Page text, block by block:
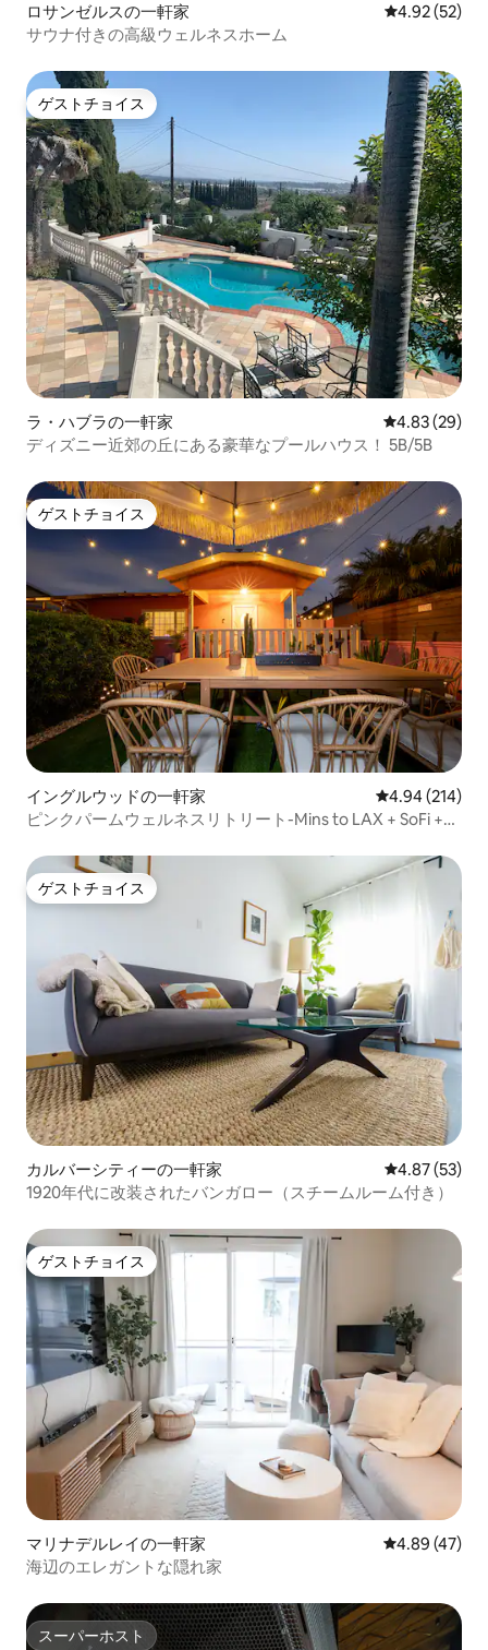
ロサンゼルスの一軒家 レビュー52
4.92 (52)
サウナ付きの高級ウェルネスホーム
ゲストチョイス
ゲストチョイス
ラ・ハブラの一軒家 レビュー29
4.83 (29)
ディズニー近郊の丘にある豪華なプールハウス！ 5B/5B
ゲストチョイス
ゲストチョイス
イングルウッドの一軒家 レビュー214
4.94 (214)
ピンクパームウェルネスリトリート-Mins to LAX + SoFi +ビ
ゲストチョイス
ゲストチョイス
カルバーシティーの一軒家 レビュー53
4.87 (53)
1920年代に改装されたバンガロー（スチームルーム付き）
ゲストチョイス
ゲストチョイス
マリナデルレイの一軒家 レビュー47
4.89 (47)
海辺のエレガントな隠れ家
スーパーホスト
スーパーホスト